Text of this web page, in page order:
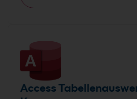
Access